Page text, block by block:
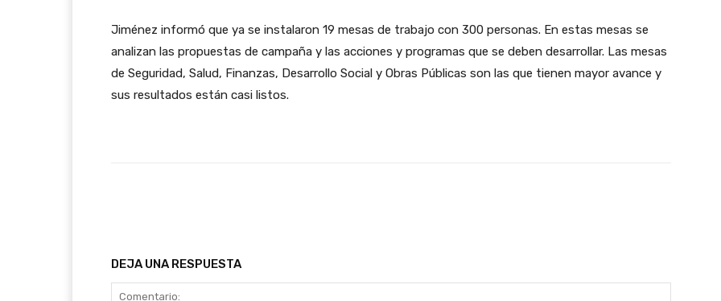
Jiménez informó que ya se instalaron 19 mesas de trabajo con 300 personas. En estas mesas se
analizan las propuestas de campaña y las acciones y programas que se deben desarrollar. Las mesas
de Seguridad, Salud, Finanzas, Desarrollo Social y Obras Públicas son las que tienen mayor avance y
sus resultados están casi listos.
DEJA UNA RESPUESTA